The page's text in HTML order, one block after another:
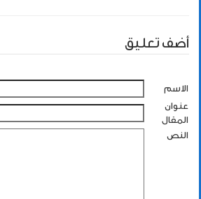
أضف تعليق
الاسم
عنوان
المقال
النص